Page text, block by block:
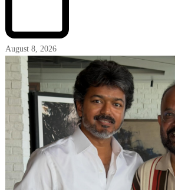
August 8, 2026